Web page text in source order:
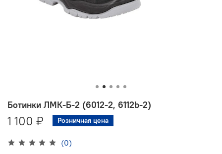
(0)
Ботинки ЛМК-Б-2 (6012-2, 6112b-2)
1 100 ₽ Розничная цена